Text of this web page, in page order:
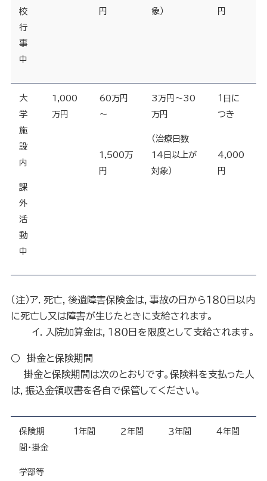
校
行
事
中
円
象）
円
大
学
施
設
内
課
外
活
動
中
1,000
万円
60万円
～
1,500万
円
3万円～30
万円
（治療日数
14 日以上が
対象）
１日に
つき
4,000
円
（注）ア．死亡，後遺障害保険金は，事故の日から１８０日以内
に死亡し又は障害が生じたときに支給されます。
イ．入院加算金は，１８０日を限度として支給されます。
○ 掛金と保険期間
掛金と保険期間は次のとおりです。保険料を支払った人
は，振込金領収書を各自で保管してください。
保険期
間・掛金
学部等
１年間 ２年間 ３年間 ４年間